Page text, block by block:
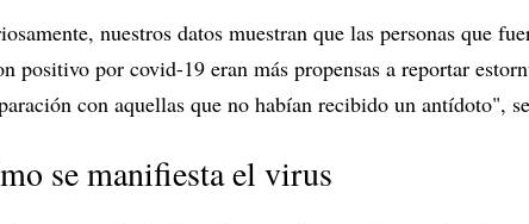
nuestros datos muestran que las personas que
positivo por covid-19 eran más propensas a reportar
con aquellas que no habían recibido un antídoto",
se manifiesta el virus